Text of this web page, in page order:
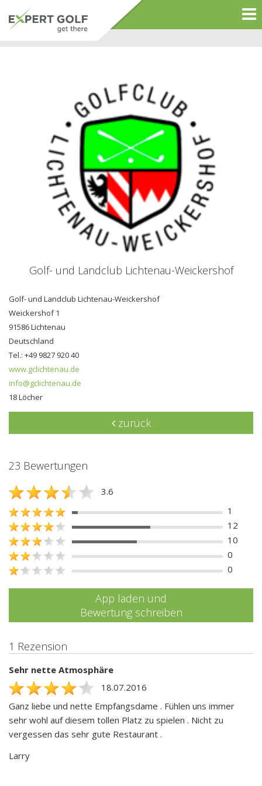
Golf- und Landclub Lichtenau-Weickershof
Golf- und Landclub Lichtenau-Weickershof
Weickershof 1
91586 Lichtenau
Deutschland
Tel.: +49 9827 920 40
www.gclichtenau.de
info@gclichtenau.de
18 Löcher
zurück
23 Bewertungen
3.6
1
12
10
0
0
App laden und
Bewertung schreiben
1 Rezension
Sehr nette Atmosphäre
18.07.2016
Ganz liebe und nette Empfangsdame . Fühlen uns immer
sehr wohl auf diesem tollen Platz zu spielen . Nicht zu
vergessen das sehr gute Restaurant .
Larry